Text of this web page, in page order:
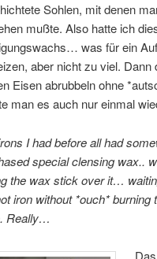
Sohlen, mit denen
mußte. Also hatte ich
was für ein
aber nicht zu viel.
Eisen abrubbeln ohne
man es auch nur einmal
I had before all had
special clensing wax..
the wax stick over it…
iron without *ouch*
Really…